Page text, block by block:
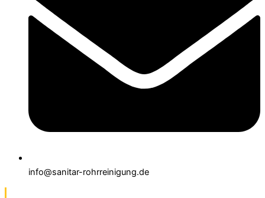
info@sanitar-rohrreinigung.de